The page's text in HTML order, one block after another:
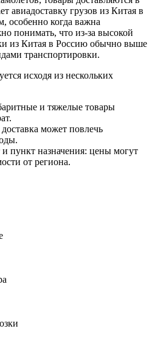
авиадоставку грузов из Китая в
особенно когда важна
понимать, что из-за высокой
из Китая в Россию обычно выше
транспортировки.
исходя из нескольких
и тяжелые товары
может повлечь
пункт назначения: цены могут
от региона.